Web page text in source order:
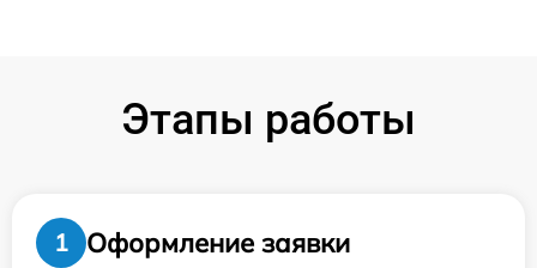
Этапы работы
1
Оформление заявки